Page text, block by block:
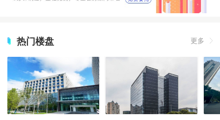
热门楼盘 更多